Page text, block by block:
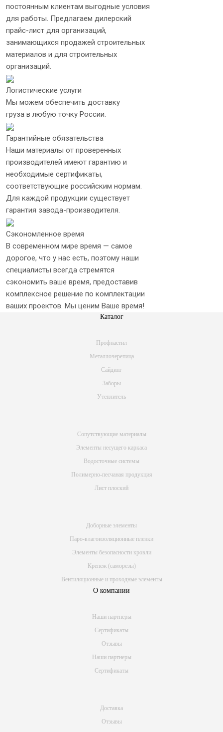
постоянным клиентам выгодные условия
для работы. Предлагаем дилерский
прайс-лист для организаций,
занимающихся продажей строительных
материалов и для строительных
организаций.
Логистические услуги
Мы можем обеспечить доставку
груза в любую точку России.
Гарантийные обязательства
Наши материалы от проверенных
производителей имеют гарантию и
необходимые сертификаты,
соответствующие российским нормам.
Для каждой продукции существует
гарантия завода-производителя.
Сэкономленное время
В современном мире время — самое
дорогое, что у нас есть, поэтому наши
специалисты всегда стремятся
сэкономить ваше время, предоставив
комплексное решение по комплектации
ваших проектов. Мы ценим Ваше время!
Каталог
Профнастил
Металлочерепица
Сайдинг
Заборы
Утеплитель
Сопутствующие материалы
Элементы несущего каркаса
Водосточные системы
Полимерно-песчаная продукция
Лист плоский
Доборные элементы
Паро-влагоизоляционные пленки
Элементы безопасности кровли
Крепеж (саморезы)
Вентиляционные и проходные элементы
О компании
Наши партнеры
Сертификаты
Отзывы
Наши партнеры
Сертификаты
Доставка
Отзывы